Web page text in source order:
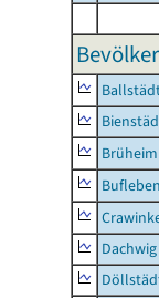
Brüheim
Dachwig